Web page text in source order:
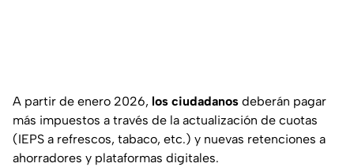
A partir de enero 2026, los ciudadanos deberán pagar
más impuestos a través de la actualización de cuotas
(IEPS a refrescos, tabaco, etc.) y nuevas retenciones a
ahorradores y plataformas digitales.